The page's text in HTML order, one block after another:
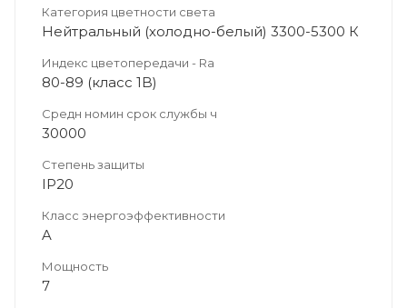
Категория цветности света
Нейтральный (холодно-белый) 3300-5300 К
Индекс цветопередачи - Ra
80-89 (класс 1B)
Средн номин срок службы ч
30000
Степень защиты
IP20
Класс энергоэффективности
A
Мощность
7